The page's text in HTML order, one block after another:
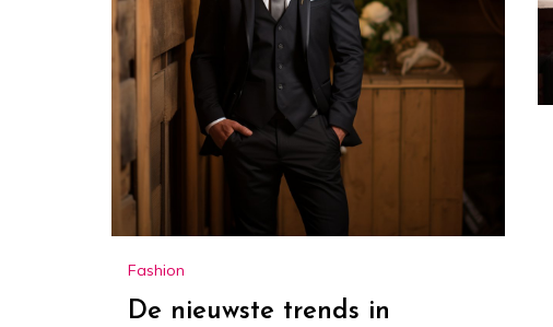
Fashion
De nieuwste trends in